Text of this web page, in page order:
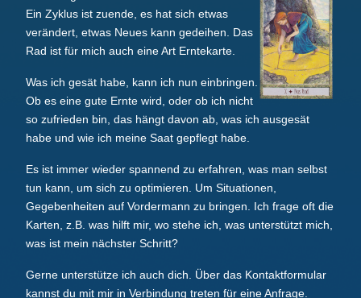
Ein Zyklus ist zuende, es hat sich etwas
verändert, etwas Neues kann gedeihen. Das
Rad ist für mich auch eine Art Erntekarte.
Was ich gesät habe, kann ich nun einbringen.
Ob es eine gute Ernte wird, oder ob ich nicht
so zufrieden bin, das hängt davon ab, was ich ausgesät
habe und wie ich meine Saat gepflegt habe.
Es ist immer wieder spannend zu erfahren, was man selbst
tun kann, um sich zu optimieren. Um Situationen,
Gegebenheiten auf Vordermann zu bringen. Ich frage oft die
Karten, z.B. was hilft mir, wo stehe ich, was unterstützt mich,
was ist mein nächster Schritt?
Gerne unterstütze ich auch dich. Über das Kontaktformular
kannst du mit mir in Verbindung treten für eine Anfrage.